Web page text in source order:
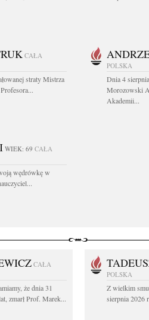
CAŁA
straty Mistrza
POLSKA
Dnia 4
Morozowski
Akademii...
WIEK: 69 CAŁA
wędrówkę w
CAŁA
że dnia 31
zmarł Prof. Marek...
POLSKA
Z wielkim
sierpnia 2026